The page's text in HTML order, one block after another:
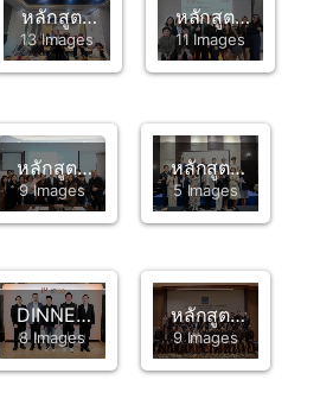
หลักสูตร
“Innovation
Management
Executives
Program”
ONE
Thailand
13 Images
หลักสูตร
“Design
Thinking”
Thailand
11 Images
หลักสูตร
Goal-
Oriented
3
9 Images
หลักสูตร
Goal-
Oriented
5 Images
DINNER
TALK
Transforming
8 Images
หลักสูตร
“AI x
STRIVER
9 Images